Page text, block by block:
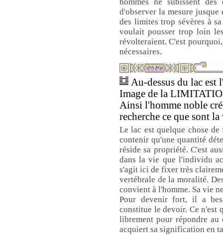
d'observer la mesure
des limites trop sévères à
voulait pousser trop loin
révolteraient. C'est
nécessaires.
Au-dessus du lac est
Image de la
Ainsi l'homme noble
recherche ce que sont
Le lac est quelque chose
contenir qu'une quantité
réside sa propriété. C'est
dans la vie que l'individu
s'agit ici de fixer très
vertébrale de la moralité.
convient à l'homme. Sa vie
Pour devenir fort, il a
constitue le devoir. Ce n'est
librement pour répondre
acquiert sa signification en